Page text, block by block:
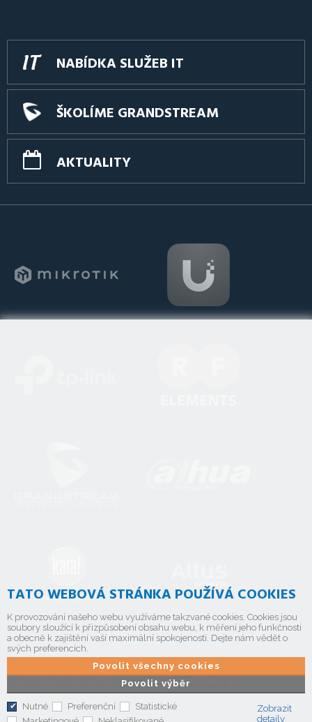
NABÍDKA SLUŽEB IT
ŠKOLÍME GRANDSTREAM
AKTUALITY
TATO WEBOVÁ STRÁNKA POUŽÍVÁ COOKIES
K provozování našeho webu využíváme takzvané cookies. Cookies jsou
soubory sloužící k přizpůsobení obsahu webu, k měření jeho funkčnosti
a obecně k zajištění vaší maximální spokojenosti. Dejte nám vědět o
svých preferencích.
Povolit výběr
Povolit všechny cookies
Nutné Preferenční
Statistické
Zobrazit
detaily